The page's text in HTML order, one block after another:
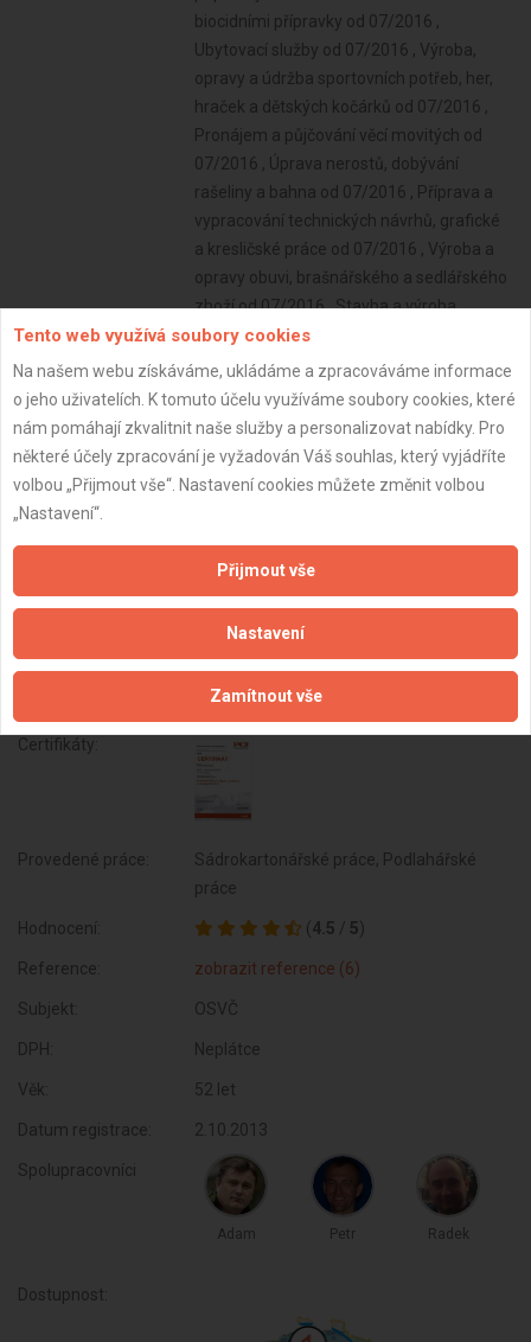
biocidními přípravky od 07/2016 ,
Ubytovací služby od 07/2016 , Výroba,
opravy a údržba sportovních potřeb, her,
hraček a dětských kočárků od 07/2016 ,
Pronájem a půjčování věcí movitých od
07/2016 , Úprava nerostů, dobývání
rašeliny a bahna od 07/2016 , Příprava a
vypracování technických návrhů, grafické
a kresličské práce od 07/2016 , Výroba a
opravy obuvi, brašnářského a sedlářského
zboží od 07/2016 , Stavba a výroba
plavidel od 07/2016 , Poskytování
software, poradenství v oblasti
informačních technologií, zpracování dat,
hostingové a související činnosti a webové
portály od 07/2016 , Výroba měřicích,
zkušebních, navigačních, optických a
materiálem lesních dřevin od 07/2016 ,
od 07/2016 , Nákup, prodej, správa a
údržba nemovitostí od 03/2020
Certifikáty:
Provedené práce:
Sádrokartonářské práce, Podlahářské
práce
Hodnocení: ( 4.5 / 5)
Reference: zobrazit reference (6)
Subjekt: OSVČ
DPH: Neplátce
Věk: 52 let
Datum registrace: 2.10.2013
Spolupracovníci
Adam Petr Radek
Dostupnost:
Tento web využívá soubory cookies
Na našem webu získáváme, ukládáme a zpracováváme informace
o jeho uživatelích. K tomuto účelu využíváme soubory cookies, které
nám pomáhají zkvalitnit naše služby a personalizovat nabídky. Pro
některé účely zpracování je vyžadován Váš souhlas, který vyjádříte
volbou „Přijmout vše“. Nastavení cookies můžete změnit volbou
„Nastavení“.
Přijmout vše
Nastavení
Zamítnout vše